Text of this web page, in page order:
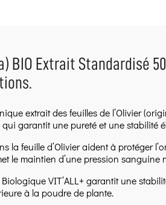
BIO Extrait Standardisé
extrait des feuilles de l’Olivier
garantit une pureté et une stabilité
la feuille d’Olivier aident à protéger
le maintien d’une pression sanguine
Biologique VIT’ALL+ garantit une
à la poudre de plante.